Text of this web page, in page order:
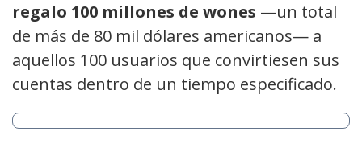
regalo 100 millones de wones —un total
de más de 80 mil dólares americanos— a
aquellos 100 usuarios que convirtiesen sus
cuentas dentro de un tiempo especificado.